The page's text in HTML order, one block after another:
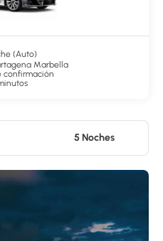
(Auto)
Marbella
confirmación
5 Noches